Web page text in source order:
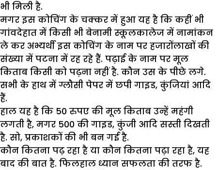
भी मिली है.
मगर इस कोचिंग के चक्कर में हुआ यह है कि कहीं भी
गांवदेहात में किसी भी बेनामी स्कूलकालेज में नामांकन
ले कर अभ्यर्थी इस कोचिंग के नाम पर हजारोंलाखों की
संख्या में पटना में रह रहे हैं. पढ़ाई के नाम पर मूल
किताब किसी को पढ़ना नहीं है. कौन उस के पीछे लगे.
सभी के हाथ में ग्लौसी पेपर में छपी गाइड, कुंजियां आदि
हैं.
हाल यह है कि 50 रुपए की मूल किताब उन्हें महंगी
लगती है, मगर 500 की गाइड, कुंजी आदि सस्ती दिखती
है. सो, प्रकाशकों की भी बन गई है.
कौन कितना पढ़ रहा है या कौन कितना पढ़ा रहा है, यह
बाद की बात है. फिलहाल ध्यान सफलता की तरफ है.